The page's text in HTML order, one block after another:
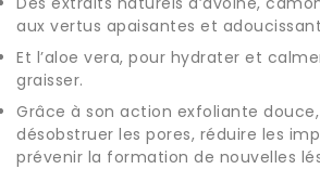
aux vertus apaisantes et
Et l’aloe vera, pour hydrater et
graisser.
Grâce à son action exfoliante
désobstruer les pores, réduire les
prévenir la formation de nouvelles